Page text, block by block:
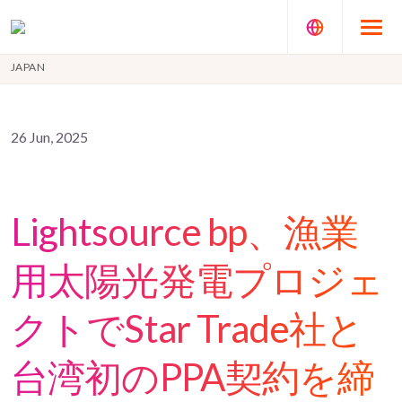
JAPAN
26 Jun, 2025
Lightsource bp、漁業
用太陽光発電プロジェ
クトでStar Trade社と
台湾初のPPA契約を締